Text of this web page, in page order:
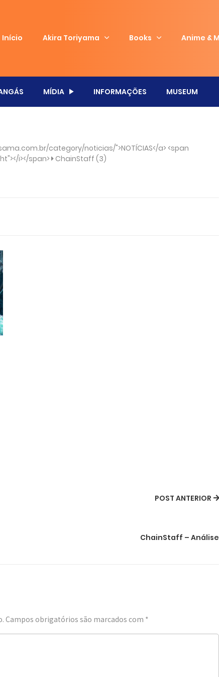
Início Akira Toriyama Books Anime &
MÍDIA INFORMAÇÕES MUSEUM
category/noticias/">NOTÍCIAS</a> <span
i></span> ChainStaff (3)
POST ANTERIOR
ChainStaff – Análise
Campos obrigatórios são marcados com *